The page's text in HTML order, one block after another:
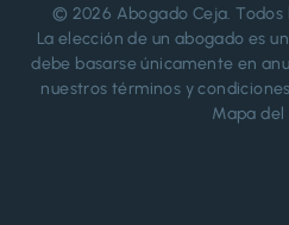
© 2026 Abogado Ceja. Todos
La elección de un abogado es
debe basarse únicamente en
nuestrostérminos y condiciones
Mapa del